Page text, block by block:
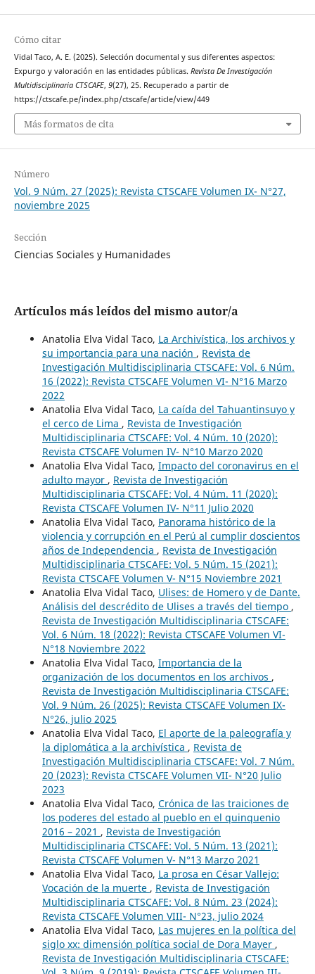
Cómo citar
Vidal Taco, A. E. (2025). Selección documental y sus diferentes aspectos:
Expurgo y valoración en las entidades públicas. Revista De Investigación
Multidisciplinaria CTSCAFE, 9(27), 25. Recuperado a partir de
https://ctscafe.pe/index.php/ctscafe/article/view/449
Más formatos de cita
Número
Vol. 9 Núm. 27 (2025): Revista CTSCAFE Volumen IX- N°27,
noviembre 2025
Sección
Ciencias Sociales y Humanidades
Artículos más leídos del mismo autor/a
Anatolia Elva Vidal Taco, La Archivística, los archivos y
su importancia para una nación , Revista de
Investigación Multidisciplinaria CTSCAFE: Vol. 6 Núm.
16 (2022): Revista CTSCAFE Volumen VI- N°16 Marzo
2022
Anatolia Elva Vidal Taco, La caída del Tahuantinsuyo y
el cerco de Lima , Revista de Investigación
Multidisciplinaria CTSCAFE: Vol. 4 Núm. 10 (2020):
Revista CTSCAFE Volumen IV- N°10 Marzo 2020
Anatolia Elva Vidal Taco, Impacto del coronavirus en el
adulto mayor , Revista de Investigación
Multidisciplinaria CTSCAFE: Vol. 4 Núm. 11 (2020):
Revista CTSCAFE Volumen IV- N°11 Julio 2020
Anatolia Elva Vidal Taco, Panorama histórico de la
violencia y corrupción en el Perú al cumplir doscientos
años de Independencia , Revista de Investigación
Multidisciplinaria CTSCAFE: Vol. 5 Núm. 15 (2021):
Revista CTSCAFE Volumen V- N°15 Noviembre 2021
Anatolia Elva Vidal Taco, Ulises: de Homero y de Dante.
Análisis del descrédito de Ulises a través del tiempo ,
Revista de Investigación Multidisciplinaria CTSCAFE:
Vol. 6 Núm. 18 (2022): Revista CTSCAFE Volumen VI-
N°18 Noviembre 2022
Anatolia Elva Vidal Taco, Importancia de la
organización de los documentos en los archivos ,
Revista de Investigación Multidisciplinaria CTSCAFE:
Vol. 9 Núm. 26 (2025): Revista CTSCAFE Volumen IX-
N°26, julio 2025
Anatolia Elva Vidal Taco, El aporte de la paleografía y
la diplomática a la archivística , Revista de
Investigación Multidisciplinaria CTSCAFE: Vol. 7 Núm.
20 (2023): Revista CTSCAFE Volumen VII- N°20 Julio
2023
Anatolia Elva Vidal Taco, Crónica de las traiciones de
los poderes del estado al pueblo en el quinquenio
2016 – 2021 , Revista de Investigación
Multidisciplinaria CTSCAFE: Vol. 5 Núm. 13 (2021):
Revista CTSCAFE Volumen V- N°13 Marzo 2021
Anatolia Elva Vidal Taco, La prosa en César Vallejo:
Vocación de la muerte , Revista de Investigación
Multidisciplinaria CTSCAFE: Vol. 8 Núm. 23 (2024):
Revista CTSCAFE Volumen VIII- N°23, julio 2024
Anatolia Elva Vidal Taco, Las mujeres en la política del
siglo xx: dimensión política social de Dora Mayer ,
Revista de Investigación Multidisciplinaria CTSCAFE: